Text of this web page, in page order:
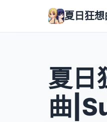
夏日狂
夏日
曲